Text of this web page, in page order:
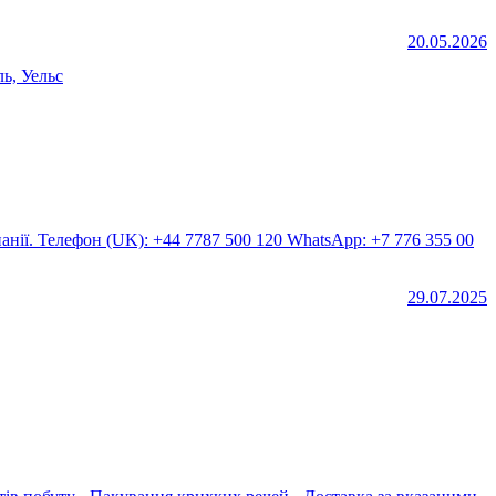
Уельс
20.05.2026
29.07.2025